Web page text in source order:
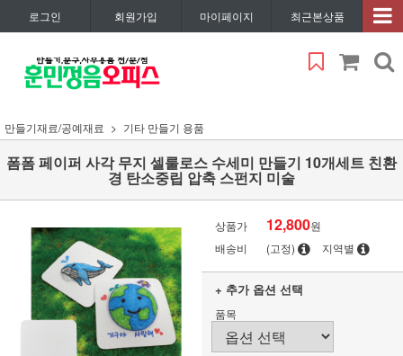
로그인 회원가입 마이페이지 최근본상품
만들기재료/공예재료 기타 만들기 용품
폼폼 페이퍼 사각 무지 셀룰로스 수세미 만들기 10개세트 친환
경 탄소중립 압축 스펀지 미술
상품가 12,800원
배송비
(고정) 지역별
+ 추가 옵션 선택
품목